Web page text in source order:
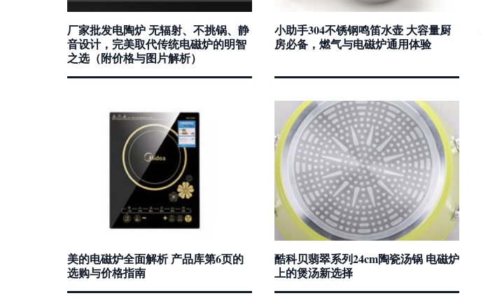
厂家批发电陶炉 无辐射、不挑锅、静
音设计，完美取代传统电磁炉的明智
之选（附价格与图片解析）
小助手304不锈钢鸣笛水壶 大容量厨
房必备，燃气与电磁炉通用体验
美的电磁炉全面解析 产品库第6页的
选购与价格指南
酷科贝翡翠系列24cm陶瓷汤锅 电磁炉
上的煲汤新选择